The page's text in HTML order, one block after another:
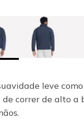
leve
correr de alto